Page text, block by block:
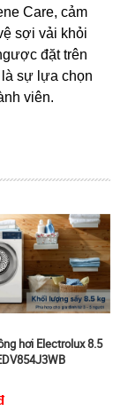
Care, cảm
sợi vải khỏi
đặt trên
là sự lựa chọn
viên.
hơi Electrolux 8.5